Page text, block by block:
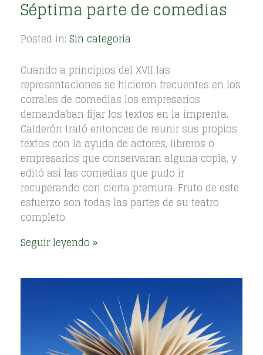
Séptima parte de comedias
Posted in: Sin categoría
Cuando a principios del XVII las
representaciones se hicieron frecuentes en los
corrales de comedias los empresarios
demandaban fijar los textos en la imprenta.
Calderón trató entonces de reunir sus propios
textos con la ayuda de actores, libreros o
empresarios que conservaran alguna copia, y
editó así las comedias que pudo ir
recuperando con cierta premura. Fruto de este
esfuerzo son todas las partes de su teatro
completo.
Seguir leyendo